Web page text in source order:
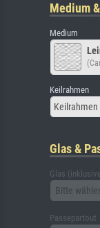
Medium
Medium
Keilrahmen
Glas &
Glas
Bitte
Passepartout